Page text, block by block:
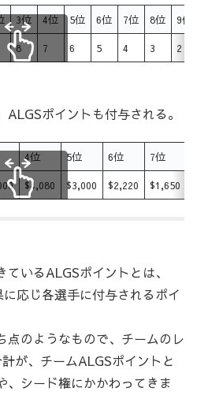
3位 4位 5位 6位 7位 8位 9位
8 7 6 5 4 3 2
ポイントも付与される。
4位 5位 6位 7位
$4,080 $3,000 $2,220 $1,650
いるALGSポイントとは、
応じ各選手に付与されるポイ
点のようなもので、チームのレ
が、チームALGSポイントと
、シード権にかかわってきま